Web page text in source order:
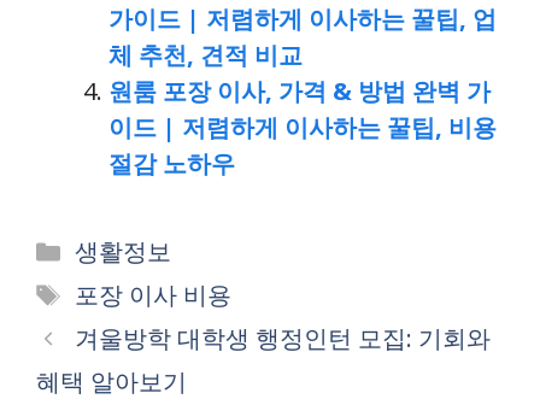
가이드 | 저렴하게 이사하는 꿀팁, 업
체 추천, 견적 비교
원룸 포장 이사, 가격 & 방법 완벽 가
이드 | 저렴하게 이사하는 꿀팁, 비용
절감 노하우
Categories
생활정보
Tags
포장 이사 비용
겨울방학 대학생 행정인턴 모집: 기회와
혜택 알아보기